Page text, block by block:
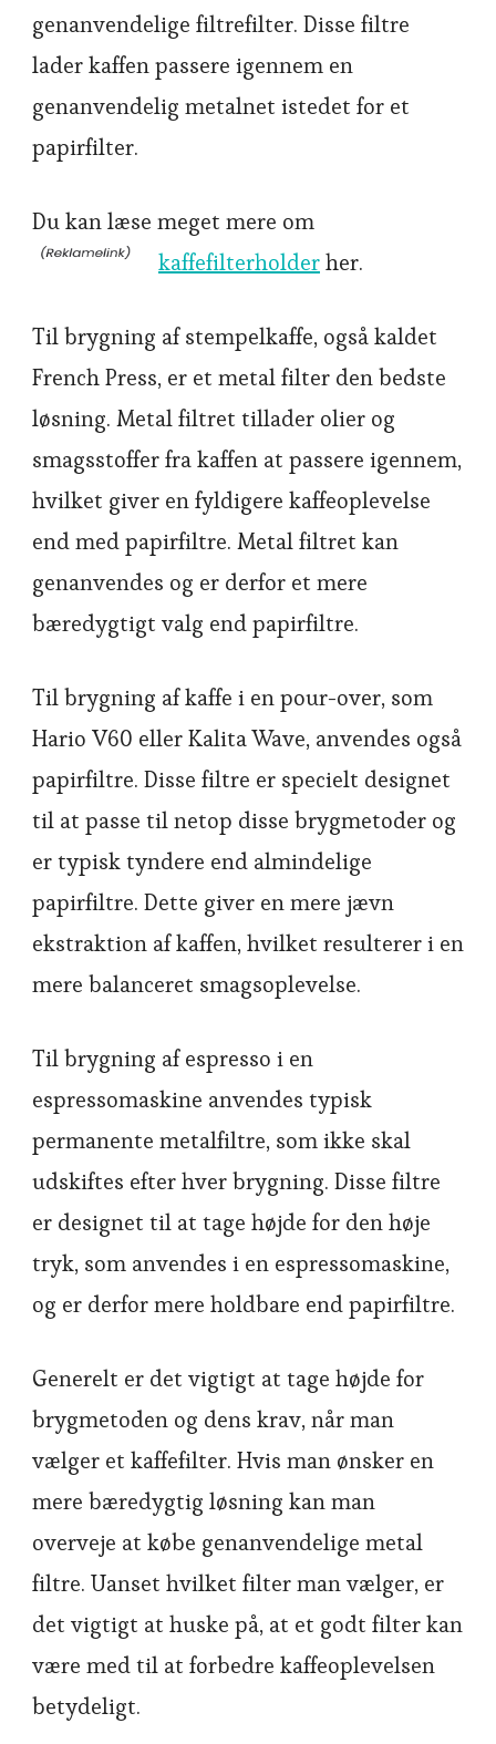
genanvendelige filtrefilter. Disse filtre
lader kaffen passere igennem en
genanvendelig metalnet istedet for et
papirfilter.
Du kan læse meget mere om
kaffefilterholderher.
Til brygning af stempelkaffe, også kaldet
French Press, er et metal filter den bedste
løsning. Metal filtret tillader olier og
smagsstoffer fra kaffen at passere igennem,
hvilket giver en fyldigere kaffeoplevelse
end med papirfiltre. Metal filtret kan
genanvendes og er derfor et mere
bæredygtigt valg end papirfiltre.
Til brygning af kaffe i en pour-over, som
Hario V60 eller Kalita Wave, anvendes også
papirfiltre. Disse filtre er specielt designet
til at passe til netop disse brygmetoder og
er typisk tyndere end almindelige
papirfiltre. Dette giver en mere jævn
ekstraktion af kaffen, hvilket resulterer i en
mere balanceret smagsoplevelse.
Til brygning af espresso i en
espressomaskine anvendes typisk
permanente metalfiltre, som ikke skal
udskiftes efter hver brygning. Disse filtre
er designet til at tage højde for den høje
tryk, som anvendes i en espressomaskine,
og er derfor mere holdbare end papirfiltre.
Generelt er det vigtigt at tage højde for
brygmetoden og dens krav, når man
vælger et kaffefilter. Hvis man ønsker en
mere bæredygtig løsning kan man
overveje at købe genanvendelige metal
filtre. Uanset hvilket filter man vælger, er
det vigtigt at huske på, at et godt filter kan
være med til at forbedre kaffeoplevelsen
betydeligt.